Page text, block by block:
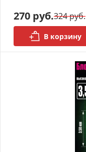
АРХИВ
270 руб.324 руб.
В корзину